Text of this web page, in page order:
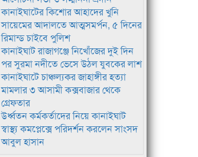
কানাইঘাটের কিশোর আহাদের খুনি
সায়েমের আদালতে আত্মসমর্পন, ৫ দিনের
রিমান্ড চাইবে পুলিশ
কানাইঘাট রাজাগঞ্জে নিখোঁজের দুই দিন
পর সুরমা নদীতে ভেসে উঠল যুবকের লাশ
কানাইঘাটে চাঞ্চল্যকর জাহাঙ্গীর হত্যা
মামলার ৩ আসামী কক্সবাজার থেকে
গ্রেফতার
উর্ধ্বতন কর্মকর্তাদের নিয়ে কানাইঘাট
স্বাস্থ্য কমপ্লেক্সে পরিদর্শন করলেন সাংসদ
আবুল হাসান